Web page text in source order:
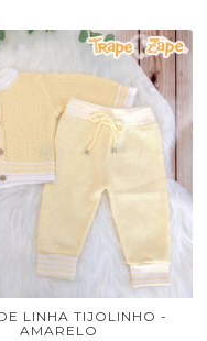
LINHA TIJOLINHO -
AMARELO